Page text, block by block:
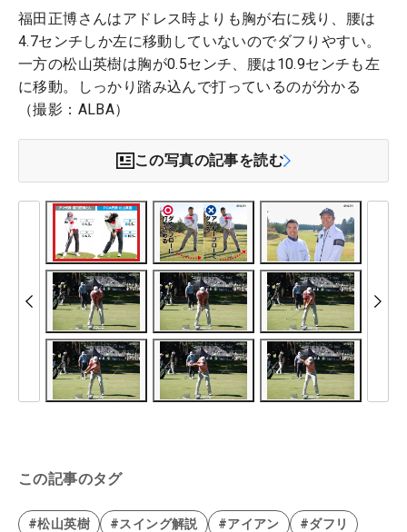
福田正博さんはアドレス時よりも胸が右に残り、腰は
4.7センチしか左に移動していないのでダフりやすい。
一方の松山英樹は胸が0.5センチ、腰は10.9センチも左
に移動。しっかり踏み込んで打っているのが分かる
（撮影：ALBA）
この写真の記事を読む
この記事のタグ
#松山英樹 #スイング解説 #アイアン
#ダフリ